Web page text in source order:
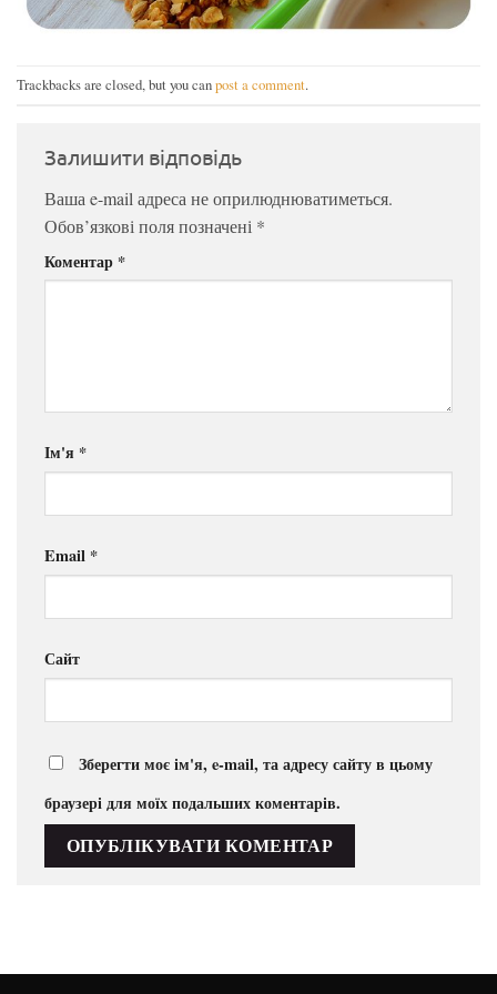
Trackbacks are closed, but you canpost a comment.
Залишити відповідь
Ваша e-mail адреса не оприлюднюватиметься.
Обов’язкові поля позначені *
Коментар *
Ім'я *
Email *
Сайт
Зберегти моє ім'я, e-mail, та адресу сайту в цьому
браузері для моїх подальших коментарів.